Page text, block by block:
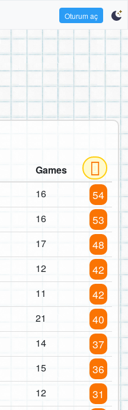
Oturum aç
Games
16 54
16 53
17 48
12 42
11 42
21 40
14 37
15 36
12 31